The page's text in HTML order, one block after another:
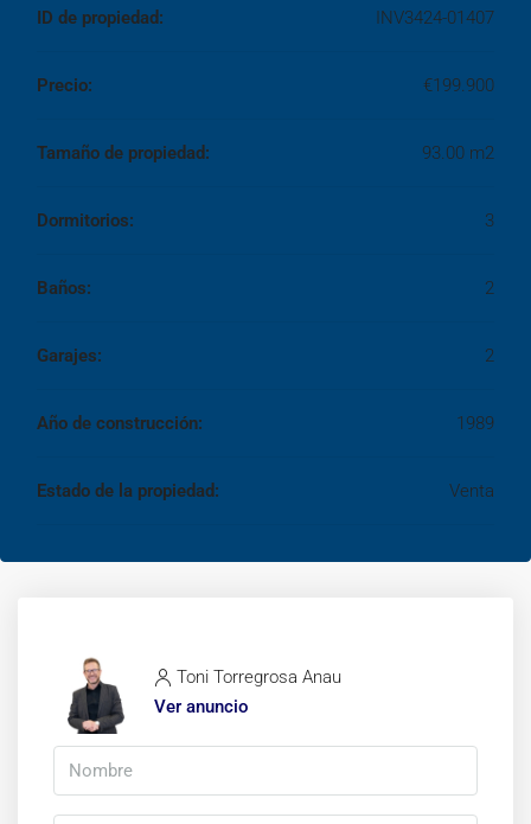
ID de propiedad: INV3424-01407
Precio: €199.900
Tamaño de propiedad: 93.00 m2
Dormitorios: 3
Baños: 2
Garajes: 2
Año de construcción: 1989
Estado de la propiedad: Venta
Toni Torregrosa Anau
Ver anuncio